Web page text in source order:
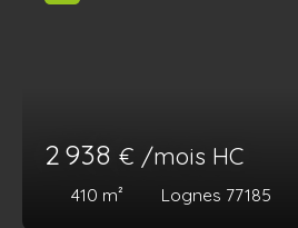
2 938 € /mois HC
410 m² Lognes 77185